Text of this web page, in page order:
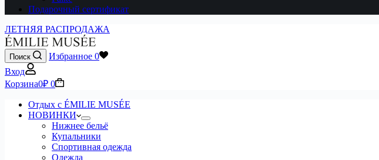
Подарочный сертификат
ЛЕТНЯЯ РАСПРОДАЖА
Поиск Избранное 0
Вход
Корзина0₽ 0
Отдых с ÉMILIE MUSÉE
НОВИНКИ
Нижнее бельё
Купальники
Спортивная одежда
Одежда